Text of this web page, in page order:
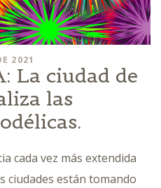
2021
La ciudad de
las
cada vez más extendida
ciudades están tomando